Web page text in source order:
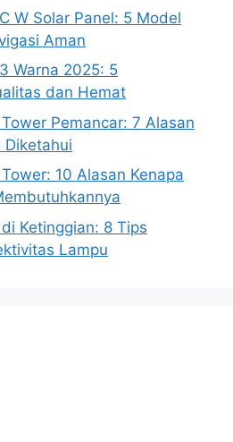
W Solar Panel: 5 Model
Aman
Warna 2025: 5
dan Hemat
Pemancar: 7 Alasan
Diketahui
10 Alasan Kenapa
Ketinggian: 8 Tips
Lampu